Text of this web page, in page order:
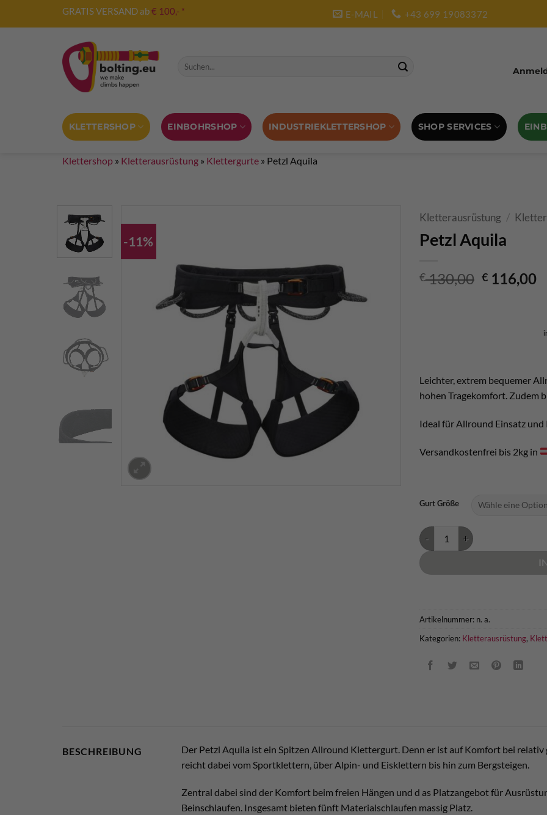
GRATIS VERSAND ab€ 100,- * E-MAIL +43 699 19083372
Suche nach:
KLETTERSHOP EINBOHRSHOP INDUSTRIEKLETTERSHOP SHOP SERVICES
Klettershop » Kletterausrüstung » Klettergurte » Petzl Aquila
-11%
Kletterausrüstung /
Petzl Aquila
€130,00 € 116,00
Leichter, extrem bequemer
hohen Tragekomfort. Zudem
Ideal für Allround Einsatz
Versandkostenfrei bis 2kg in
Gurt Größe
Petzl Aquila Menge
Artikelnummer: n. a.
Kategorien: Kletterausrüstung,
BESCHREIBUNG
Der Petzl Aquila ist ein Spitzen Allround Klettergurt. Denn er ist auf Komfort bei relativ
reicht dabei vom Sportklettern, über Alpin- und Eisklettern bis hin zum Bergsteigen.
Zentral dabei sind der Komfort beim freien Hängen und d as Platzangebot für
Beinschlaufen. Insgesamt bieten fünft Materialschlaufen massig Platz.